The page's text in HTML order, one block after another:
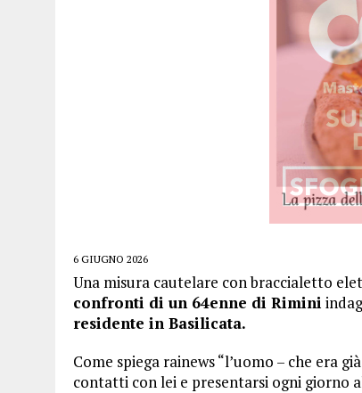
6 GIUGNO 2026
Una misura cautelare con braccialetto
confronti di un 64enne di Rimini
residente in Basilicata.
Come spiega rainews “l’uomo – che era
contatti con lei e presentarsi ogni giorno